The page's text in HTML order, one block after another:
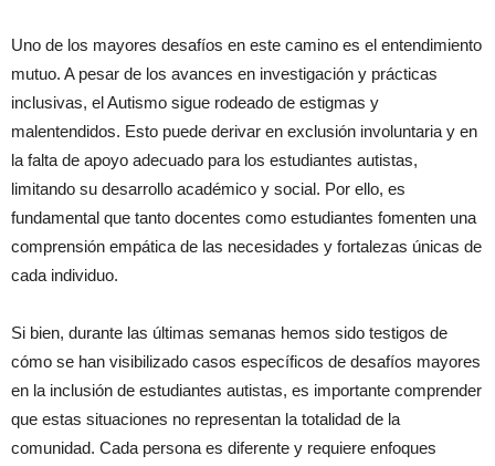
Uno de los mayores desafíos en este camino es el entendimiento
mutuo. A pesar de los avances en investigación y prácticas
inclusivas, el Autismo sigue rodeado de estigmas y
malentendidos. Esto puede derivar en exclusión involuntaria y en
la falta de apoyo adecuado para los estudiantes autistas,
limitando su desarrollo académico y social. Por ello, es
fundamental que tanto docentes como estudiantes fomenten una
comprensión empática de las necesidades y fortalezas únicas de
cada individuo.
Si bien, durante las últimas semanas hemos sido testigos de
cómo se han visibilizado casos específicos de desafíos mayores
en la inclusión de estudiantes autistas, es importante comprender
que estas situaciones no representan la totalidad de la
comunidad. Cada persona es diferente y requiere enfoques